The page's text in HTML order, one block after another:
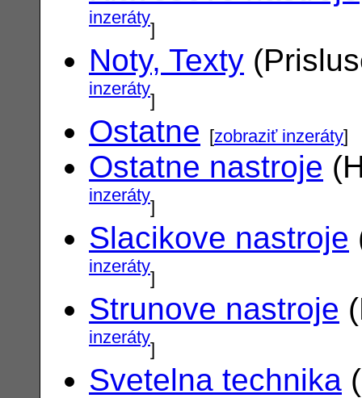
inzeráty]
Noty, Texty
inzeráty]
Ostatne [zobraziť inzeráty]
Ostatne nastroje
inzeráty]
Slacikove nastroje
inzeráty]
Strunove nastroje
inzeráty]
Svetelna technika